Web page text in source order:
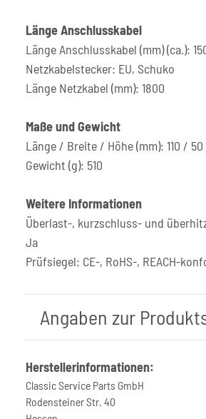
Länge Anschlusskabel
Länge Anschlusskabel (mm) (ca.):
Netzkabelstecker: EU, Schuko
Länge Netzkabel (mm): 1800
Maße und Gewicht
Länge / Breite / Höhe (mm): 110 /
Gewicht (g): 510
Weitere Informationen
Überlast-, kurzschluss- und
Ja
Prüfsiegel: CE-, RoHS-, REACH-
Angaben zur
Herstellerinformationen:
Classic Service Parts GmbH
Rodensteiner Str. 40